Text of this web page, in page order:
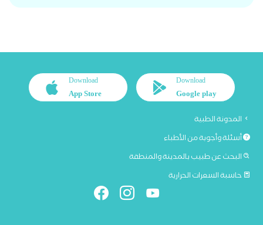
Download
Google play
Download
App Store
المدونة الطبية
أسئلة وأجوبة من الأطباء
البحث عن طبيب بالمدينة والمنطقة
حاسبة السعرات الحرارية